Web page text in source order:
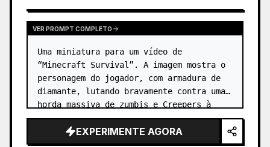
VER PROMPT COMPLETO
Uma miniatura para um vídeo de
“Minecraft Survival”. A imagem mostra o
personagem do jogador, com armadura de
diamante, lutando bravamente contra uma
horda massiva de zumbis e Creepers à
noite. …
EXPERIMENTE AGORA